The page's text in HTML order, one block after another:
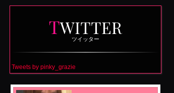
TWITTER
ツイッター
Tweets by pinky_grazie